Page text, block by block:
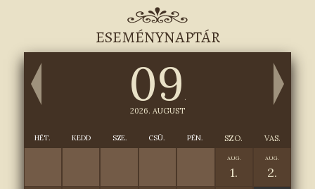
ESEMÉNYNAPTÁR
09 .
2026. AUGUST
HÉT. KEDD SZE. CSÜ. PÉN. SZO. VAS.
AUG.
1.
AUG.
2.